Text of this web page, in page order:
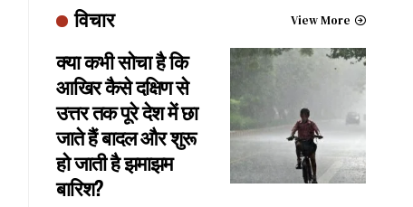
विचार View More
क्या कभी सोचा है कि
आखिर कैसे दक्षिण से
उत्तर तक पूरे देश में छा
जाते हैं बादल और शुरू
हो जाती है झमाझम
बारिश?